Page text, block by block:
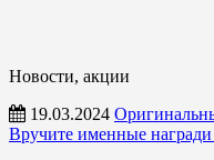
Новости, акции
19.03.2024
Вручите именные